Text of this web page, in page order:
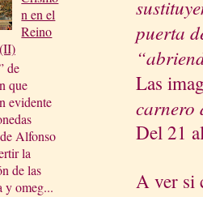
n en el
Reino
de
que
evidente
Alfonso
la
de las
y omeg...
puerta
Las
carnero
Del 21
A ver si